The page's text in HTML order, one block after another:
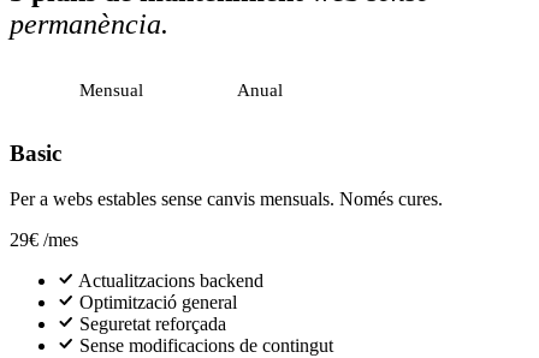
permanència.
Mensual Anual
Basic
Per a webs estables sense canvis mensuals. Només cures.
29€ /mes
Actualitzacions backend
Optimització general
Seguretat reforçada
Sense modificacions de contingut